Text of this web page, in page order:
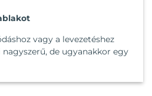
vagy a levezetéshez
de ugyanakkor egy